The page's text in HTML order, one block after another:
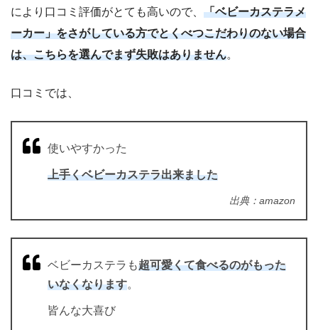
により口コミ評価がとても高いので、 「ベビーカステラメ
ーカー」をさがしている方でとくべつこだわりのない場合
は、こちらを選んでまず失敗はありません。
口コミでは、
使いやすかった
上手くベビーカステラ出来ました
出典：amazon
ベビーカステラも超可愛くて食べるのがもった
いなくなります。
皆んな大喜び